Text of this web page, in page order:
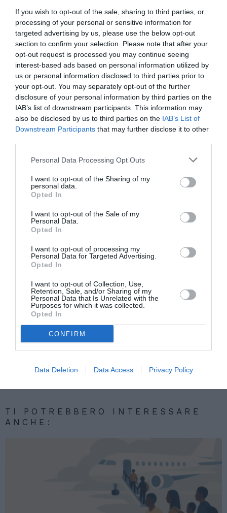
If you wish to opt-out of the sale, sharing to third parties, or
processing of your personal or sensitive information for
targeted advertising by us, please use the below opt-out
section to confirm your selection. Please note that after your
opt-out request is processed you may continue seeing
interest-based ads based on personal information utilized by
us or personal information disclosed to third parties prior to
your opt-out. You may separately opt-out of the further
disclosure of your personal information by third parties on the
IAB’s list of downstream participants. This information may
also be disclosed by us to third parties on the IAB’s List of
Downstream Participants that may further disclose it to other
Personal Data Processing Opt Outs
I want to opt-out of the Sharing of my
personal data.
Opted In
I want to opt-out of the Sale of my
Personal Data.
Opted In
I want to opt-out of processing my
Personal Data for Targeted Advertising.
Opted In
I want to opt-out of Collection, Use,
Retention, Sale, and/or Sharing of my
Personal Data that Is Unrelated with the
Purposes for which it was collected.
Opted In
CONFIRM
Data Deletion Data Access Privacy Policy
di noi italiani e perfino qualche dovere in meno.
Così non va. Tanto vale, altrimenti, vendere la
propria cittadinanza su eBay”.
“La Lega proporrà un referendum per cancellare
l’iniziativa della Kyenge” ha ribadito, attribuendo
erroneamente alla ministra dell’integrazione
l’apertura dei concorsi pubblici agli immigrati. La
novità è stata infatti introdotta dalla legge
europeo 2013, scritta dal governo Monti, per
evitare una procedura di infrazione a Bruxelles.
Tra l’altro, i posti della pubblica amministrazione
non sono aperti a tutti gli immigrati, ma solo a
quelli titolari di permesso Ce per soggiornanti di
lungo periodo, la cosiddetta carta di soggiorno.
che comportano l’esercizio di pubblici poteri.
Articolo precedente
Lega Nord: “Un referendum contro i
concorsi pubblici aperti agli immigrati”
Articolo seguente
slittano al 2014
TI POTREBBERO INTERESSARE
ANCHE: